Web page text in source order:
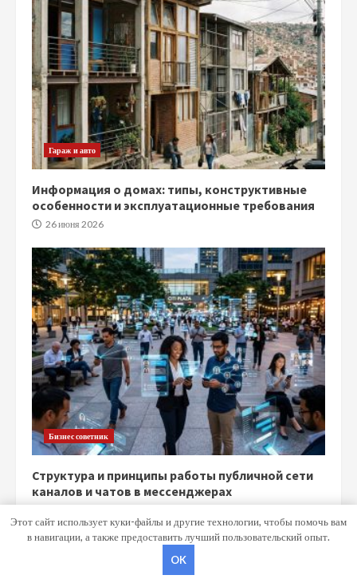
Гараж и авто
Информация о домах: типы, конструктивные
особенности и эксплуатационные требования
26 июня 2026
Бизнес советник
Структура и принципы работы публичной сети
каналов и чатов в мессенджерах
Copyright © Все права защищены.
Этот сайт использует куки-файлы и другие технологии, чтобы помочь вам
в навигации, а также предоставить лучший пользовательский опыт.
OK